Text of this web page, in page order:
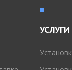
УСЛУГИ